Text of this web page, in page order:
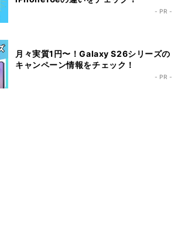
- PR -
月々実質1円〜！Galaxy S26シリーズの
キャンペーン情報をチェック！
- PR -